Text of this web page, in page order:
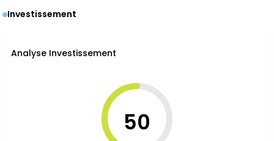
Investissement
Analyse Investissement
50